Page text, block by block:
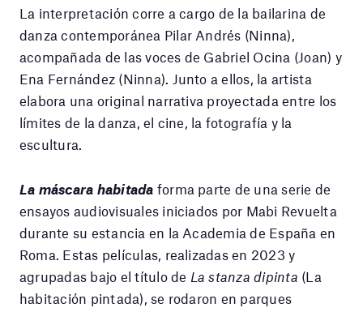
La interpretación corre a cargo de la bailarina de
danza contemporánea Pilar Andrés (Ninna),
acompañada de las voces de Gabriel Ocina (Joan) y
Ena Fernández (Ninna). Junto a ellos, la artista
elabora una original narrativa proyectada entre los
límites de la danza, el cine, la fotografía y la
escultura.
La máscara habitada forma parte de una serie de
ensayos audiovisuales iniciados por Mabi Revuelta
durante su estancia en la Academia de España en
Roma. Estas películas, realizadas en 2023 y
agrupadas bajo el título de La stanza dipinta (La
habitación pintada), se rodaron en parques